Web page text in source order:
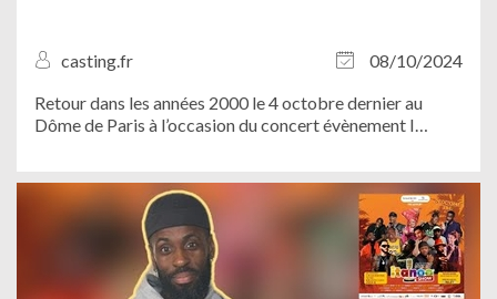
casting.fr
08/10/2024
Retour dans les années 2000 le 4 octobre dernier au
Dôme de Paris à l’occasion du concert évènement I